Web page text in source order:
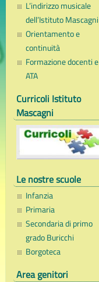
L’indirizzo musicale
dell’Istituto Mascagni
Orientamento e
continuità
Formazione docenti e
ATA
Curricoli Istituto
Mascagni
Le nostre scuole
Infanzia
Primaria
Secondaria di primo
grado Buricchi
Borgoteca
Area genitori